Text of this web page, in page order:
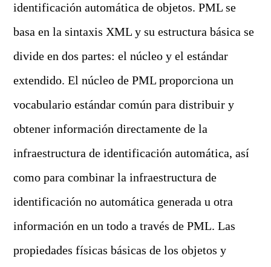
identificación automática de objetos. PML se
basa en la sintaxis XML y su estructura básica se
divide en dos partes: el núcleo y el estándar
extendido. El núcleo de PML proporciona un
vocabulario estándar común para distribuir y
obtener información directamente de la
infraestructura de identificación automática, así
como para combinar la infraestructura de
identificación no automática generada u otra
información en un todo a través de PML. Las
propiedades físicas básicas de los objetos y